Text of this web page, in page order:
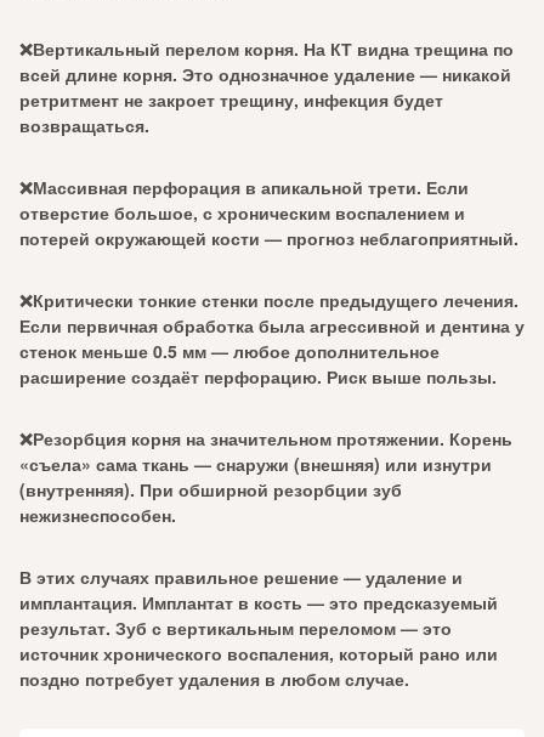
❌Вертикальный перелом корня. На КТ видна трещина по
всей длине корня. Это однозначное удаление — никакой
ретритмент не закроет трещину, инфекция будет
возвращаться.
❌Массивная перфорация в апикальной трети. Если
отверстие большое, с хроническим воспалением и
потерей окружающей кости — прогноз неблагоприятный.
❌Критически тонкие стенки после предыдущего лечения.
Если первичная обработка была агрессивной и дентина у
стенок меньше 0.5 мм — любое дополнительное
расширение создаёт перфорацию. Риск выше пользы.
❌Резорбция корня на значительном протяжении. Корень
«съела» сама ткань — снаружи (внешняя) или изнутри
(внутренняя). При обширной резорбции зуб
нежизнеспособен.
В этих случаях правильное решение — удаление и
имплантация. Имплантат в кость — это предсказуемый
результат. Зуб с вертикальным переломом — это
источник хронического воспаления, который рано или
поздно потребует удаления в любом случае.